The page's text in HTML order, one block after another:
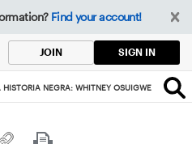
Find your account!
JOIN SIGN IN
HISTORIA NEGRA: WHITNEY OSUIGWE